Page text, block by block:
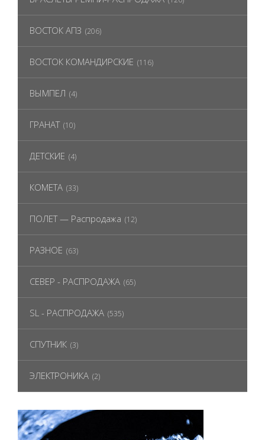
ВОСТОК АПЗ (206)
ВОСТОК КОМАНДИРСКИЕ (116)
ВЫМПЕЛ (4)
ГРАНАТ (10)
ДЕТСКИЕ (4)
КОМЕТА (33)
ПОЛЕТ — Распродажа (12)
РАЗНОЕ (63)
СЕВЕР - РАСПРОДАЖА (65)
SL - РАСПРОДАЖА (535)
СПУТНИК (3)
ЭЛЕКТРОНИКА (2)